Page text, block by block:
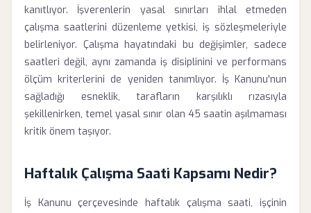
kanıtlıyor. İşverenlerin yasal sınırları ihlal etmeden
çalışma saatlerini düzenleme yetkisi, iş sözleşmeleriyle
belirleniyor. Çalışma hayatındaki bu değişimler, sadece
saatleri değil, aynı zamanda iş disiplinini ve performans
ölçüm kriterlerini de yeniden tanımlıyor. İş Kanunu'nun
sağladığı esneklik, tarafların karşılıklı rızasıyla
şekillenirken, temel yasal sınır olan 45 saatin aşılmaması
kritik önem taşıyor.
Haftalık Çalışma Saati Kapsamı Nedir?
İş Kanunu çerçevesinde haftalık çalışma saati, işçinin